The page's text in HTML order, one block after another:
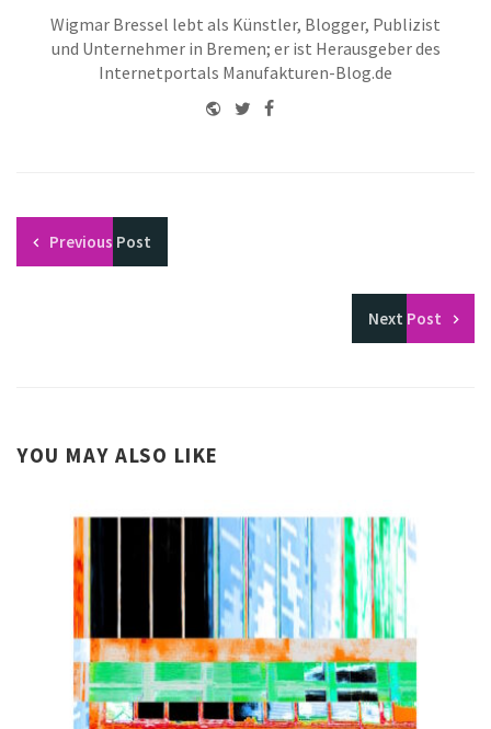
Wigmar Bressel lebt als Künstler, Blogger, Publizist
und Unternehmer in Bremen; er ist Herausgeber des
Internetportals Manufakturen-Blog.de
WebsiteTwitterFacebook
Previous Post
Next Post
YOU MAY ALSO LIKE